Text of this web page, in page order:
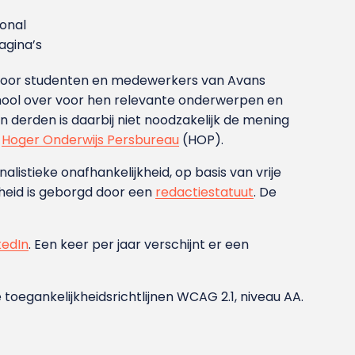
studenten en medewerkers van Avans
over voor hen relevante onderwerpen en
is daarbij niet noodzakelijk de mening
Hoger Onderwijs Persbureau (HOP).
onafhankelijkheid, op basis van vrije
is geborgd door een redactiestatuut. De
. Een keer per jaar verschijnt er een
WCAG 2.1, niveau AA.